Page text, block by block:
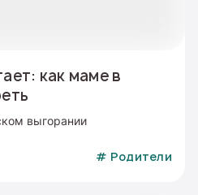
как маме в
выгорании
# Родители